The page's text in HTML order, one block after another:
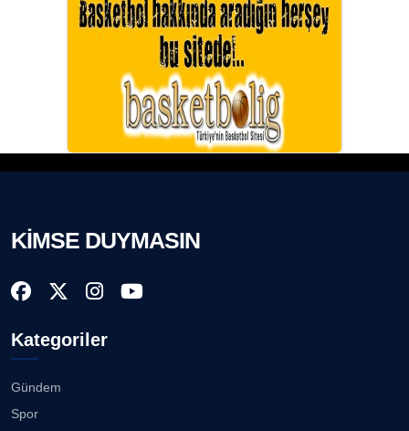
KİMSE DUYMASIN
Kategoriler
Gündem
Spor